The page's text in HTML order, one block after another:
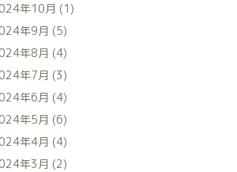
年10月 (1)
年9月 (5)
年8月 (4)
年7月 (3)
年6月 (4)
年5月 (6)
年4月 (4)
年3月 (2)